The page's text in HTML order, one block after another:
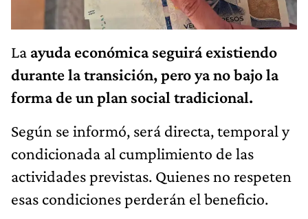
La ayuda económica seguirá existiendo
durante la transición, pero ya no bajo la
forma de un plan social tradicional.
Según se informó, será directa, temporal y
condicionada al cumplimiento de las
actividades previstas. Quienes no respeten
esas condiciones perderán el beneficio.